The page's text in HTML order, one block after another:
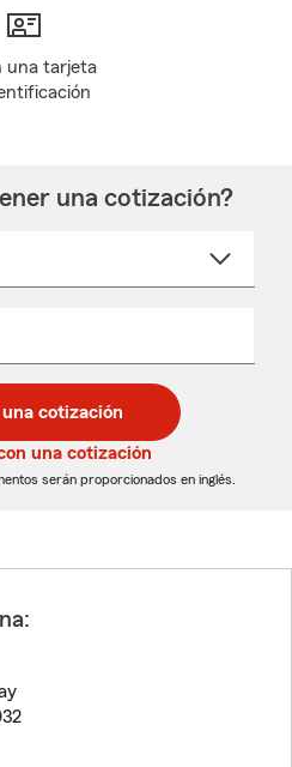
una tarjeta
una cotización?
cotización
una cotización
serán proporcionados en inglés.